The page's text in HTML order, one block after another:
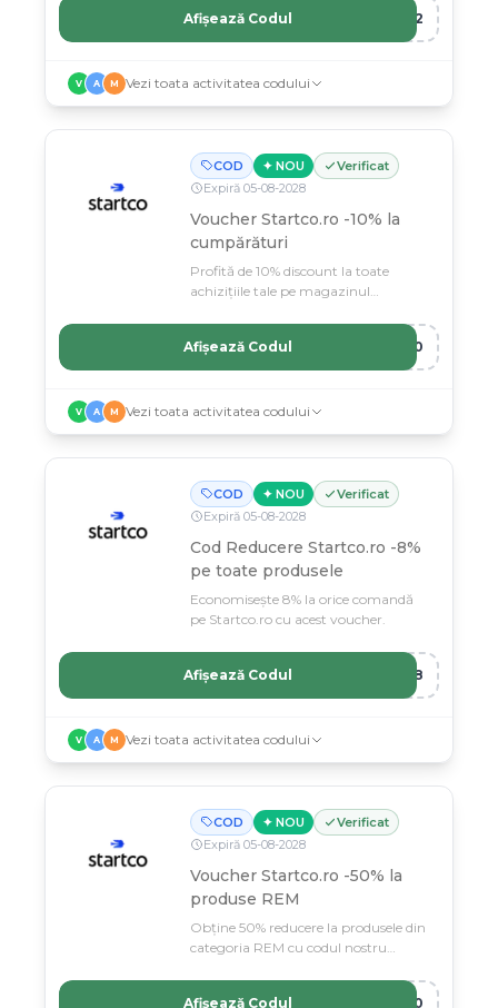
412
Afișează Codul
V A M Vezi toata activitatea codului
COD ✦ NOU
Verificat
Expiră 05-08-2028
Voucher Startco.ro -10% la
cumpărături
Profită de 10% discount la toate
achizițiile tale pe magazinul
O10
Afișează Codul
V A M Vezi toata activitatea codului
COD ✦ NOU
Verificat
Expiră 05-08-2028
Cod Reducere Startco.ro -8%
pe toate produsele
Economisește 8% la orice comandă
pe Startco.ro cu acest voucher.
CO8
Afișează Codul
V A M Vezi toata activitatea codului
COD ✦ NOU
Verificat
Expiră 05-08-2028
Voucher Startco.ro -50% la
produse REM
Obține 50% reducere la produsele din
categoria REM cu codul nostru
M50
Afișează Codul